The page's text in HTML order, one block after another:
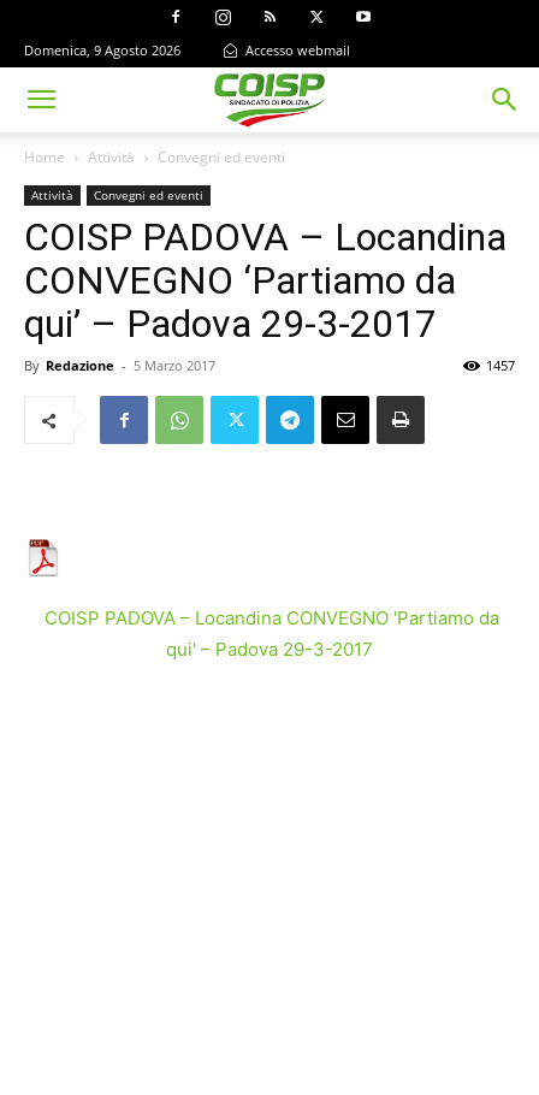
Domenica, 9 Agosto 2026 Accesso webmail
Home Attività Convegni ed eventi
Attività Convegni ed eventi
COISP PADOVA – Locandina
CONVEGNO ‘Partiamo da
qui’ – Padova 29-3-2017
By Redazione - 5 Marzo 2017 1457
COISP PADOVA – Locandina CONVEGNO 'Partiamo da
qui' – Padova 29-3-2017